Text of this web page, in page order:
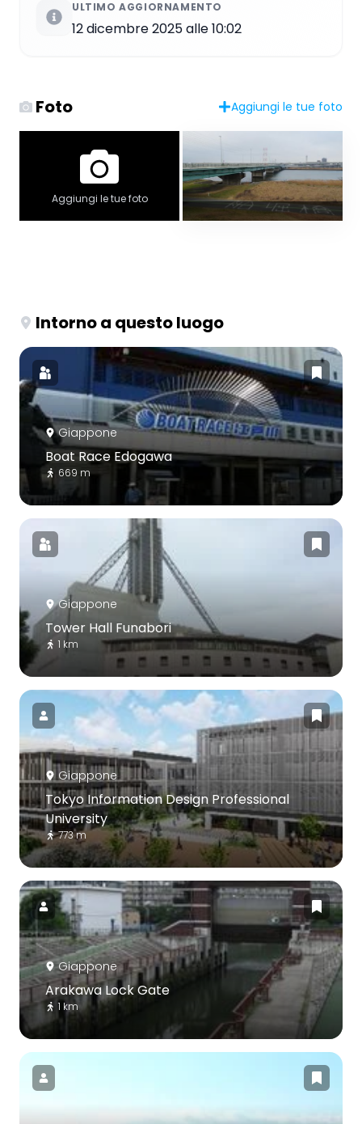
ULTIMO AGGIORNAMENTO
12 dicembre 2025 alle 10:02
Foto Aggiungi le tue foto
Aggiungi le tue foto
Intorno a questo luogo
Giappone
Boat Race Edogawa
669 m
Giappone
Tower Hall Funabori
1 km
Giappone
Tokyo Information Design Professional
University
773 m
Giappone
Arakawa Lock Gate
1 km